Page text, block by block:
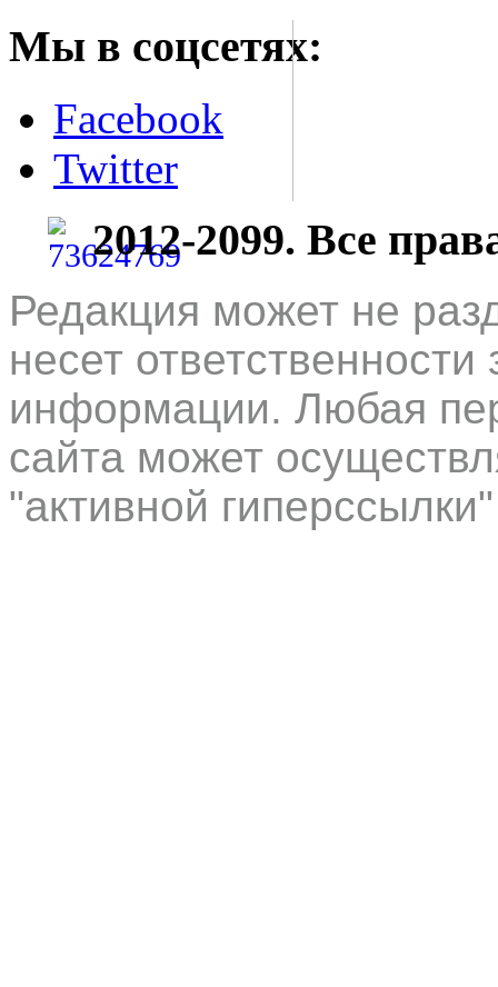
Мы в соцсетях:
Facebook
Twitter
2012-2099. Все
Редакция может не
несет
информации. Любая
сайта может
"активной